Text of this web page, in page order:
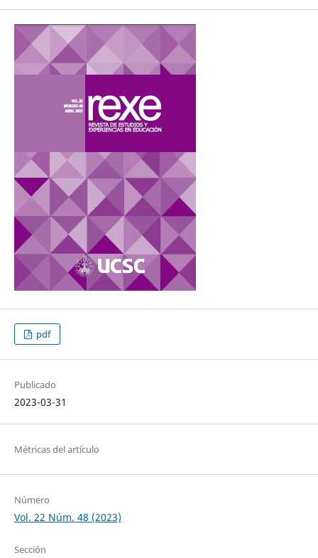
pdf
Publicado
2023-03-31
Métricas del artículo
Número
Vol. 22 Núm. 48 (2023)
Sección